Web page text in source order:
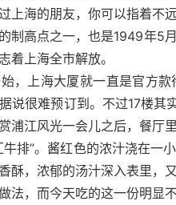
上海的朋友，你可以指着不
制高点之一，也是1949年5
着上海全市解放。
，上海大厦就一直是官方
说很难预订到。不过17楼其
浦江风光一会儿之后，餐厅里
牛排”。酱红色的浓汁浇在一
酥，浓郁的汤汁深入表里，
法，而今天吃的这一份明显不